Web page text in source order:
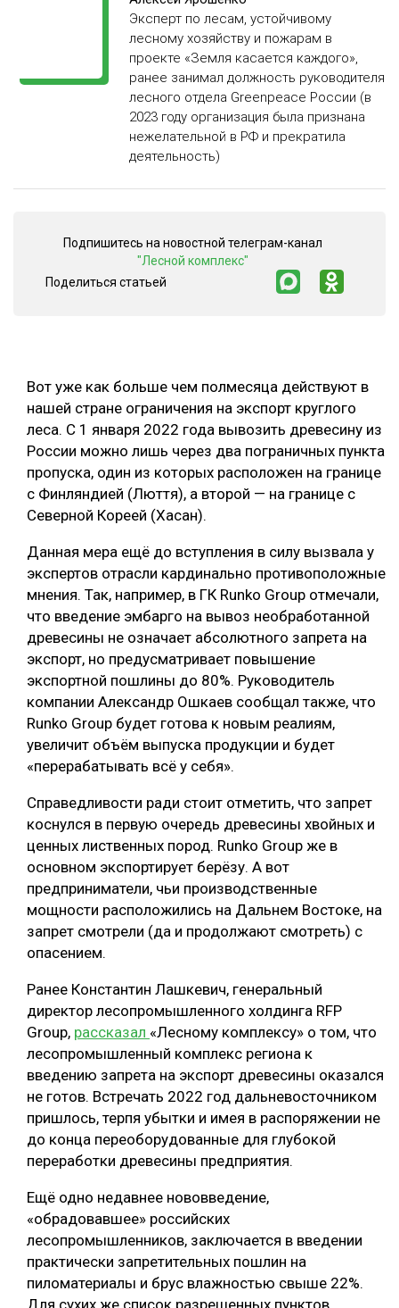
СУШКА ДРЕВЕСИНЫ
МЕБЕЛЬНОЕ ПРОИЗВОДСТВО
Эксперт по лесам, устойчивому
лесному хозяйству и пожарам в
проекте «Земля касается каждого»,
ранее занимал должность руководителя
лесного отдела Greenpeace России (в
2023 году организация была признана
нежелательной в РФ и прекратила
деятельность)
Вот уже как больше чем полмесяца действуют в
нашей стране ограничения на экспорт круглого
леса. С 1 января 2022 года вывозить древесину из
России можно лишь через два пограничных пункта
пропуска, один из которых расположен на границе
с Финляндией (Люття), а второй — на границе с
Северной Кореей (Хасан).
Данная мера ещё до вступления в силу вызвала у
экспертов отрасли кардинально противоположные
мнения. Так, например, в ГК Runko Group отмечали,
что введение эмбарго на вывоз необработанной
древесины не означает абсолютного запрета на
экспорт, но предусматривает повышение
экспортной пошлины до 80%. Руководитель
компании Александр Ошкаев сообщал также, что
Runko Group будет готова к новым реалиям,
увеличит объём выпуска продукции и будет
«перерабатывать всё у себя».
Справедливости ради стоит отметить, что запрет
коснулся в первую очередь древесины хвойных и
ценных лиственных пород. Runko Group же в
основном экспортирует берёзу. А вот
предприниматели, чьи производственные
мощности расположились на Дальнем Востоке, на
запрет смотрели (да и продолжают смотреть) с
опасением.
Ранее Константин Лашкевич, генеральный
директор лесопромышленного холдинга RFP
Group, рассказал «Лесному комплексу» о том, что
лесопромышленный комплекс региона к
введению запрета на экспорт древесины оказался
не готов. Встречать 2022 год дальневосточником
пришлось, терпя убытки и имея в распоряжении не
до конца переоборудованные для глубокой
переработки древесины предприятия.
Ещё одно недавнее нововведение,
«обрадовавшее» российских
лесопромышленников, заключается в введении
практически запретительных пошлин на
пиломатериалы и брус влажностью свыше 22%.
Подпишитесь на новостной телеграм-канал
"Лесной комплекс"
Поделиться статьей